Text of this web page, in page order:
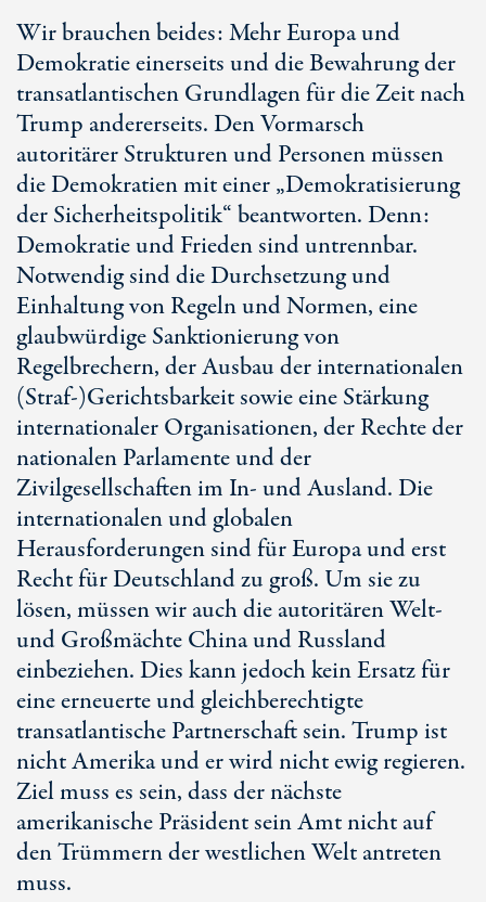
Wir brauchen beides: Mehr Europa und
Demokratie einerseits und die Bewahrung der
transatlantischen Grundlagen für die Zeit nach
Trump andererseits. Den Vormarsch
autoritärer Strukturen und Personen müssen
die Demokratien mit einer „Demokratisierung
der Sicherheitspolitik“ beantworten. Denn:
Demokratie und Frieden sind untrennbar.
Notwendig sind die Durchsetzung und
Einhaltung von Regeln und Normen, eine
glaubwürdige Sanktionierung von
Regelbrechern, der Ausbau der internationalen
(Straf-)Gerichtsbarkeit sowie eine Stärkung
internationaler Organisationen, der Rechte der
nationalen Parlamente und der
Zivilgesellschaften im In- und Ausland. Die
internationalen und globalen
Herausforderungen sind für Europa und erst
Recht für Deutschland zu groß. Um sie zu
lösen, müssen wir auch die autoritären Welt-
und Großmächte China und Russland
einbeziehen. Dies kann jedoch kein Ersatz für
eine erneuerte und gleichberechtigte
transatlantische Partnerschaft sein. Trump ist
nicht Amerika und er wird nicht ewig regieren.
Ziel muss es sein, dass der nächste
amerikanische Präsident sein Amt nicht auf
den Trümmern der westlichen Welt antreten
muss.